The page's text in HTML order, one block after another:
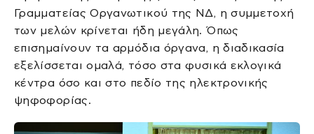
Γραμματείας Οργανωτικού της ΝΔ, η συμμετοχή
των μελών κρίνεται ήδη μεγάλη. Όπως
επισημαίνουν τα αρμόδια όργανα, η διαδικασία
εξελίσσεται ομαλά, τόσο στα φυσικά εκλογικά
κέντρα όσο και στο πεδίο της ηλεκτρονικής
ψηφοφορίας.